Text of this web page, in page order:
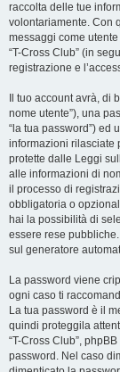
raccolta delle tue
volontariamente. Con
messaggi come
“T-Cross Club” (in
registrazione e
Il tuo account avrà, di
nome utente”), una
“la tua password”) ed
informazioni rilasciate
protette dalle Leggi
alle informazioni di
il processo di
obbligatoria o
hai la possibilità di
essere rese
sul generatore
La password viene
ogni caso ti
La tua password è il
quindi proteggila
“T-Cross Club”,
password. Nel caso